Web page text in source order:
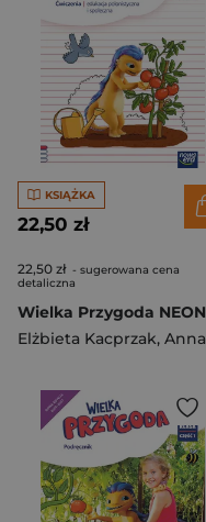
KSIĄŻKA
22,50 zł
22,50 zł - sugerowana cena
detaliczna
Elżbieta Kacprzak, Anna Ładzińska